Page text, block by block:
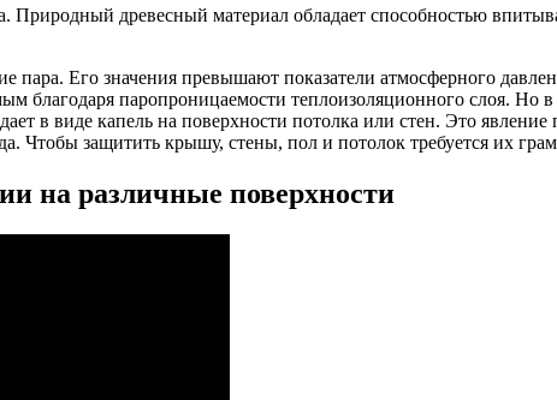
Природный древесный материал обладает способностью
пара. Его значения превышают показатели атмосферного
благодаря паропроницаемости теплоизоляционного слоя. Но
в виде капель на поверхности потолка или стен. Это
Чтобы защитить крышу, стены, пол и потолок требуется их
на различные поверхности